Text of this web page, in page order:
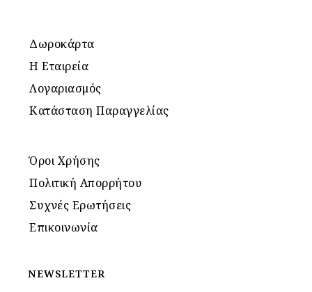
Δωροκάρτα
Η Εταιρεία
Λογαριασμός
Κατάσταση Παραγγελίας
Όροι Χρήσης
Πολιτική Απορρήτου
Συχνές Ερωτήσεις
Επικοινωνία
NEWSLETTER